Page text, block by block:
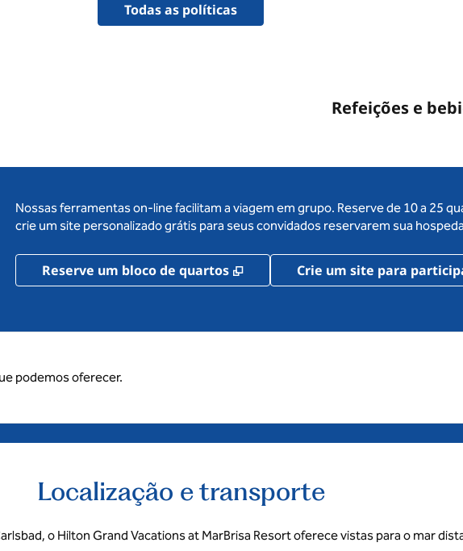
Todas as políticas
Refeições e
Nossas ferramentas on-line facilitam a viagem em grupo. Reserve de 10 a 25
crie um site personalizado grátis para seus convidados reservarem sua
Reserve um bloco de quartos , Abre nova guia
Crie um site para
podemos oferecer.
Localização e transporte
o Hilton Grand Vacations at MarBrisa Resort oferece vistas para o mar